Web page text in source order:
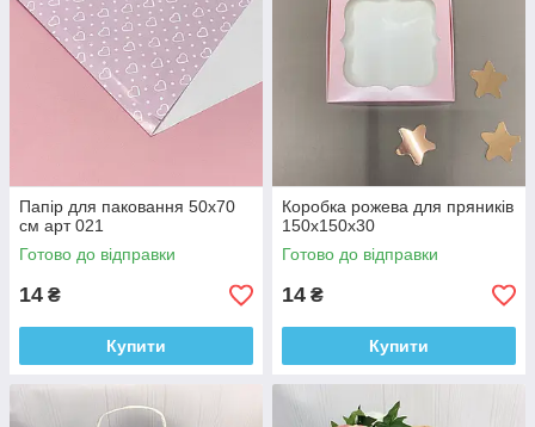
Папір для паковання 50x70
см арт 021
Готово до відправки
14 ₴
Купити
Коробка рожева для пряників
150х150х30
Готово до відправки
14 ₴
Купити